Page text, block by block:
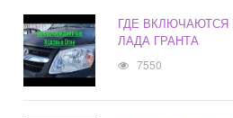
ГДЕ ВКЛЮЧАЮТСЯ
ЛАДА ГРАНТА
7550